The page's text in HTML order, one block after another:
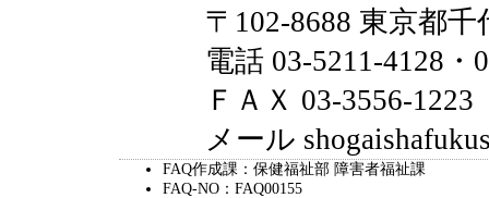
〒102-8688 東京都千
電話 03-5211-4128・
ＦＡＸ 03-3556-1223
メール
FAQ作成課：保健福祉部 障害者福祉課
FAQ-NO：FAQ00155